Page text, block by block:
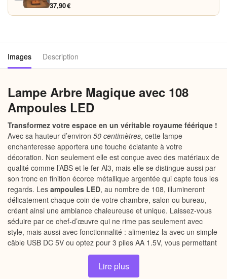
37,90 €
Images Description
Lampe Arbre Magique avec 108
Ampoules LED
Transformez votre espace en un véritable royaume féérique !
Avec sa hauteur d’environ 50 centimètres, cette lampe
enchanteresse apportera une touche éclatante à votre
décoration. Non seulement elle est conçue avec des matériaux de
qualité comme l’ABS et le fer Al3, mais elle se distingue aussi par
son tronc en finition écorce métallique argentée qui capte tous les
regards. Les ampoules LED, au nombre de 108, illumineront
délicatement chaque coin de votre chambre, salon ou bureau,
créant ainsi une ambiance chaleureuse et unique. Laissez-vous
séduire par ce chef-d’œuvre qui ne rime pas seulement avec
style, mais aussi avec fonctionnalité : alimentez-la avec un simple
câble USB DC 5V ou optez pour 3 piles AA 1.5V, vous permettant
ainsi de l’installer où bon vous semble !
Apportez une touche de magie dans votre décoration.
Lire plus